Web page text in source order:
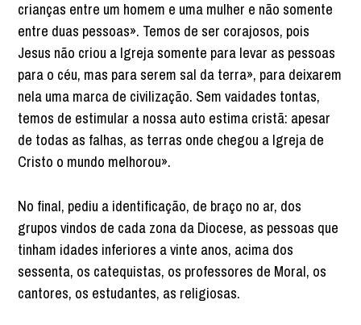
crianças entre um homem e uma mulher e não somente
entre duas pessoas». Temos de ser corajosos, pois
Jesus não criou a Igreja somente para levar as pessoas
para o céu, mas para serem sal da terra», para deixarem
nela uma marca de civilização. Sem vaidades tontas,
temos de estimular a nossa auto estima cristã: apesar
de todas as falhas, as terras onde chegou a Igreja de
Cristo o mundo melhorou».
No final, pediu a identificação, de braço no ar, dos
grupos vindos de cada zona da Diocese, as pessoas que
tinham idades inferiores a vinte anos, acima dos
sessenta, os catequistas, os professores de Moral, os
cantores, os estudantes, as religiosas.